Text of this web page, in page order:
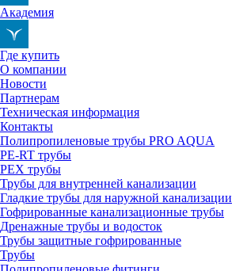
Академия
Где купить
О компании
Новости
Партнерам
Техническая информация
Контакты
Полипропиленовые трубы PRO AQUA
PE-RT трубы
PEX трубы
Трубы для внутренней канализации
Гладкие трубы для наружной канализации
Гофрированные канализационные трубы
Дренажные трубы и водосток
Трубы защитные гофрированные
Трубы